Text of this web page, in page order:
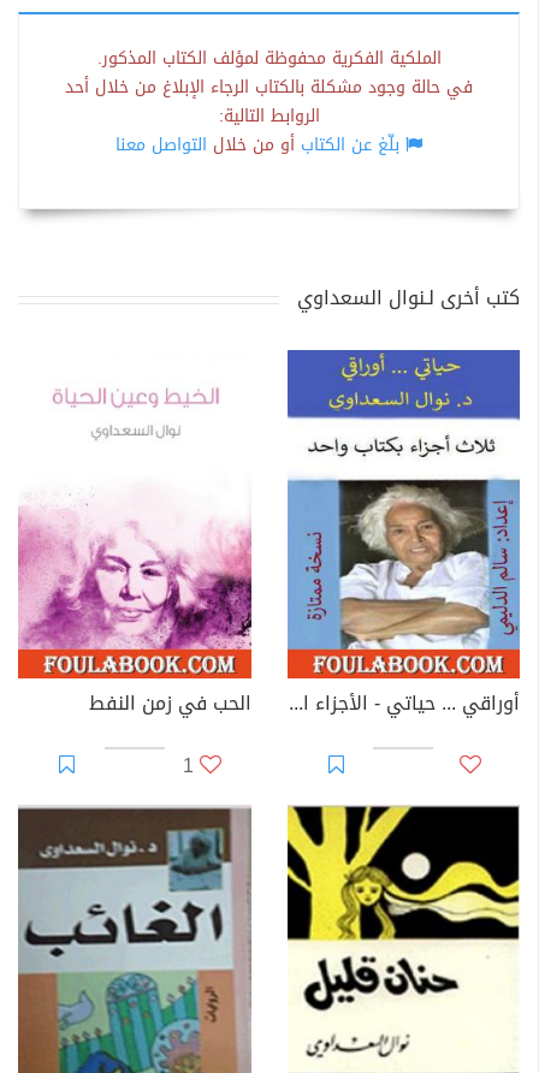
الملكية الفكرية محفوظة لمؤلف الكتاب المذكور.
في حالة وجود مشكلة بالكتاب الرجاء الإبلاغ من خلال أحد
الروابط التالية:
بلّغ عن الكتاب أو من خلال التواصل معنا
كتب أخرى لـنوال السعداوي
أوراقي ... حياتي - الأجزاء الثلاثة بكتاب واحد - نسخة سالم الدليمي
الحب في زمن النفط
1